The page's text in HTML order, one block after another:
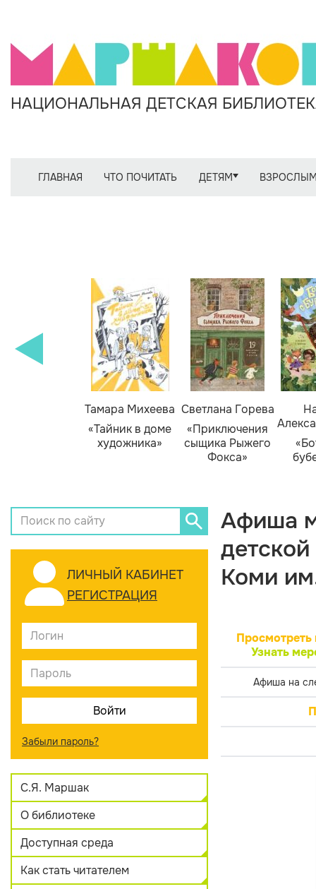
НАЦИОНАЛЬНАЯ ДЕТСКАЯ
ГЛАВНАЯ ЧТО ПОЧИТАТЬ ДЕТЯМ
Тамара Михеева
«Тайник в доме
художника»
Светлана Горева
«Приключения
сыщика Рыжего
Фокса»
ЛИЧНЫЙ КАБИНЕТ
РЕГИСТРАЦИЯ
Забыли пароль?
С.Я. Маршак
О библиотеке
Доступная среда
Как стать читателем
Афиша
Коми
Просмотреть
Узнать
Афиша на